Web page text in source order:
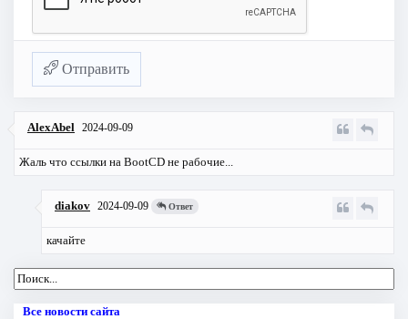
Отправить
AlexAbel 2024-09-09
Жаль что ссылки на BootCD не рабочие...
diakov 2024-09-09 Ответ
качайте
Все новости сайта